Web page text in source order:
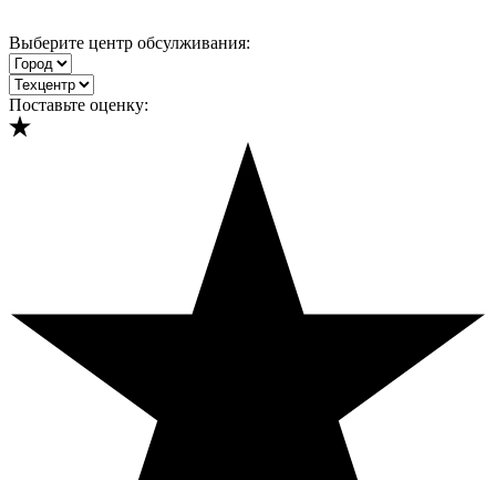
Выберите центр обсулживания:
Поставьте оценку: